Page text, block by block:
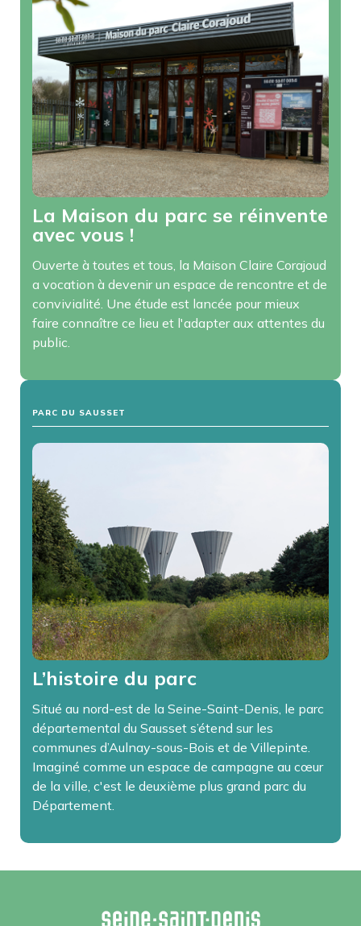
La Maison du parc se réinvente
avec vous !
Ouverte à toutes et tous, la Maison Claire Corajoud
a vocation à devenir un espace de rencontre et de
convivialité. Une étude est lancée pour mieux
faire connaître ce lieu et l'adapter aux attentes du
public.
PARC DU SAUSSET
L’histoire du parc
Situé au nord-est de la Seine-Saint-Denis, le parc
départemental du Sausset s’étend sur les
communes d’Aulnay-sous-Bois et de Villepinte.
Imaginé comme un espace de campagne au cœur
de la ville, c'est le deuxième plus grand parc du
Département.